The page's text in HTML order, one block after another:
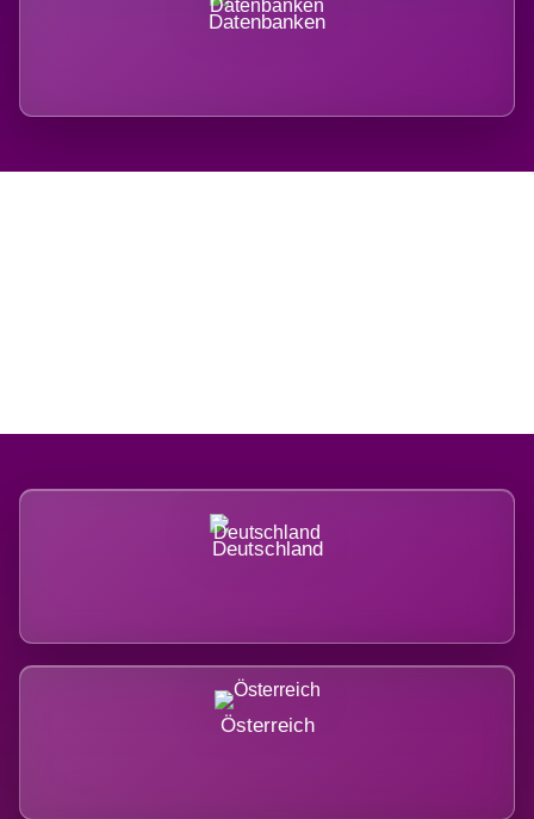
Datenbanken
Deutschland
Österreich